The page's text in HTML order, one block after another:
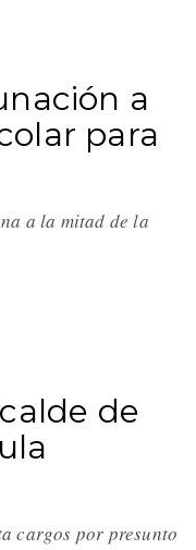
a
para
a la mitad de la
de
cargos por presunto